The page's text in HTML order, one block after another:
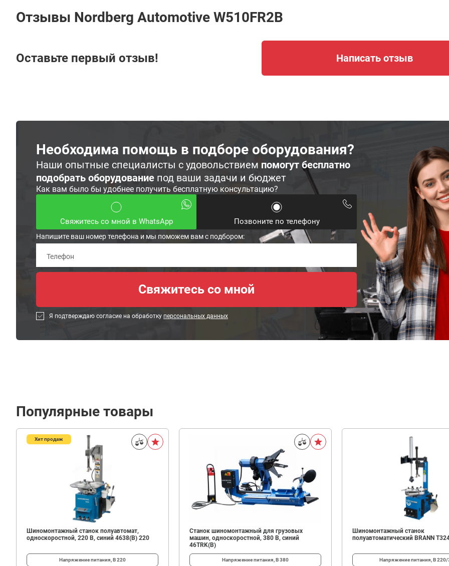
Отзывы Nordberg Automotive W510FR2B
Оставьте первый отзыв! Написать отзыв
Необходима помощь в подборе оборудования?
Наши опытные специалисты с удовольствием помогут бесплатно
подобрать оборудование под ваши задачи и бюджет
Как вам было бы удобнее получить бесплатную консультацию?
Свяжитесь со мной в WhatsApp Позвоните по телефону
Напишите ваш номер телефона и мы поможем вам с подбором:
Я подтверждаю согласие на обработку персональных данных
Популярные товары
Хит продаж
Шиномонтажный станок полуавтомат,
односкоростной, 220 В, синий 4638(B) 220
Напряжение питания, В220
Станок шиномонтажный для грузовых
машин, односкоростной, 380 В, синий
46TRK(B)
Напряжение питания, В380
Шиномонтажный станок
полуавтоматический BRANN
Напряжение питания, В220/